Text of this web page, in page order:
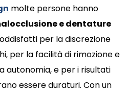
molte persone hanno
e dentature
per la discrezione
per la facilità di rimozione e
autonomia, e per i risultati
essere duraturi. Con un